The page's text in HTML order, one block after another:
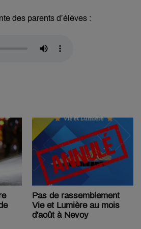
des parents d’élèves :
Pas de rassemblement
Vie et Lumière au mois
d'août à Nevoy